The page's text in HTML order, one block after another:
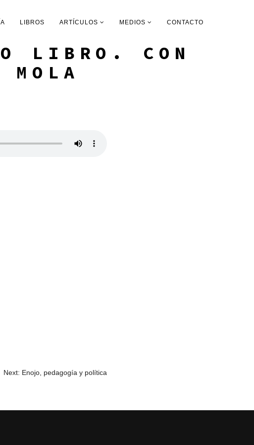
LIBROS ARTÍCULOS MEDIOS CONTACTO
LIBRO. CON
Next: Enojo, pedagogía y política